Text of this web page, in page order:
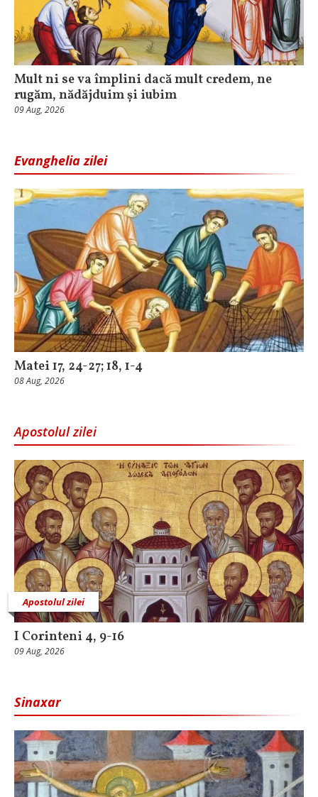
Mult ni se va împlini dacă mult credem, ne
rugăm, nădăjduim și iubim
09 Aug, 2026
Evanghelia zilei
Matei 17, 24-27; 18, 1-4
08 Aug, 2026
Apostolul zilei
Apostolul zilei
I Corinteni 4, 9-16
09 Aug, 2026
Sinaxar